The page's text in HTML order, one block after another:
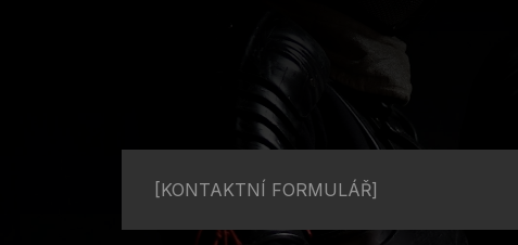
[KONTAKTNÍ FORMULÁŘ]